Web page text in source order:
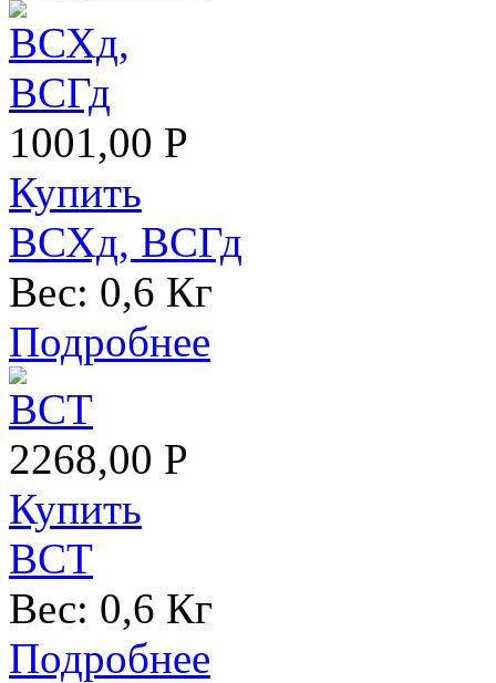
1001,00 Р
Купить
ВСХд, ВСГд
Вес: 0,6 Кг
Подробнее
2268,00 Р
Купить
ВСТ
Вес: 0,6 Кг
Подробнее